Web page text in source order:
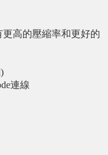
高的壓縮率和更好的
連線